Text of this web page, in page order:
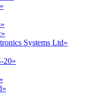
Systems Ltd»
20»